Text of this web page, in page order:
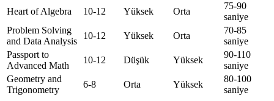
Heart of Algebra 10-12 Yüksek Orta
75-90
saniye
Problem Solving
and Data Analysis
10-12 Yüksek Orta
70-85
saniye
Passport to
Advanced Math
10-12 Düşük Yüksek
90-110
saniye
Geometry and
Trigonometry
6-8 Orta Yüksek
80-100
saniye